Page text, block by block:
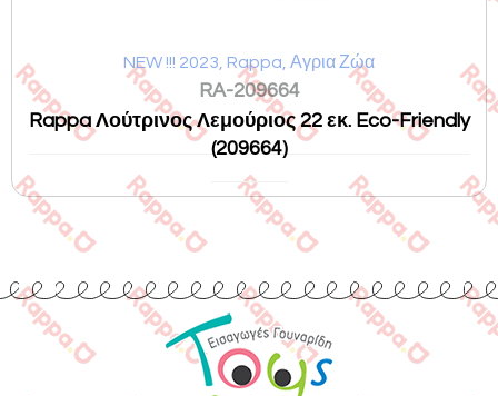
NEW !!! 2023 Rappa Αγρια Ζώα
RA-209664
Rappa Λούτρινος Λεμούριος 22 εκ. Eco-Friendly
(209664)